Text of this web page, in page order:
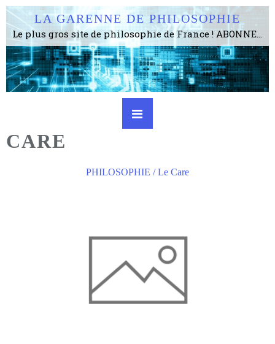
LA GARENNE DE PHILOSOPHIE
Le plus gros site de philosophie de France ! ABONNEZ-VOUS ! 4115 Articles, 1634 abonné·e·s, depuis 2006 . . . . . . . . 2 852 214 pages vues jusqu'à présent. Prestance et être apte à un plus grand nombre de choses.
CARE
PHILOSOPHIE / Le Care